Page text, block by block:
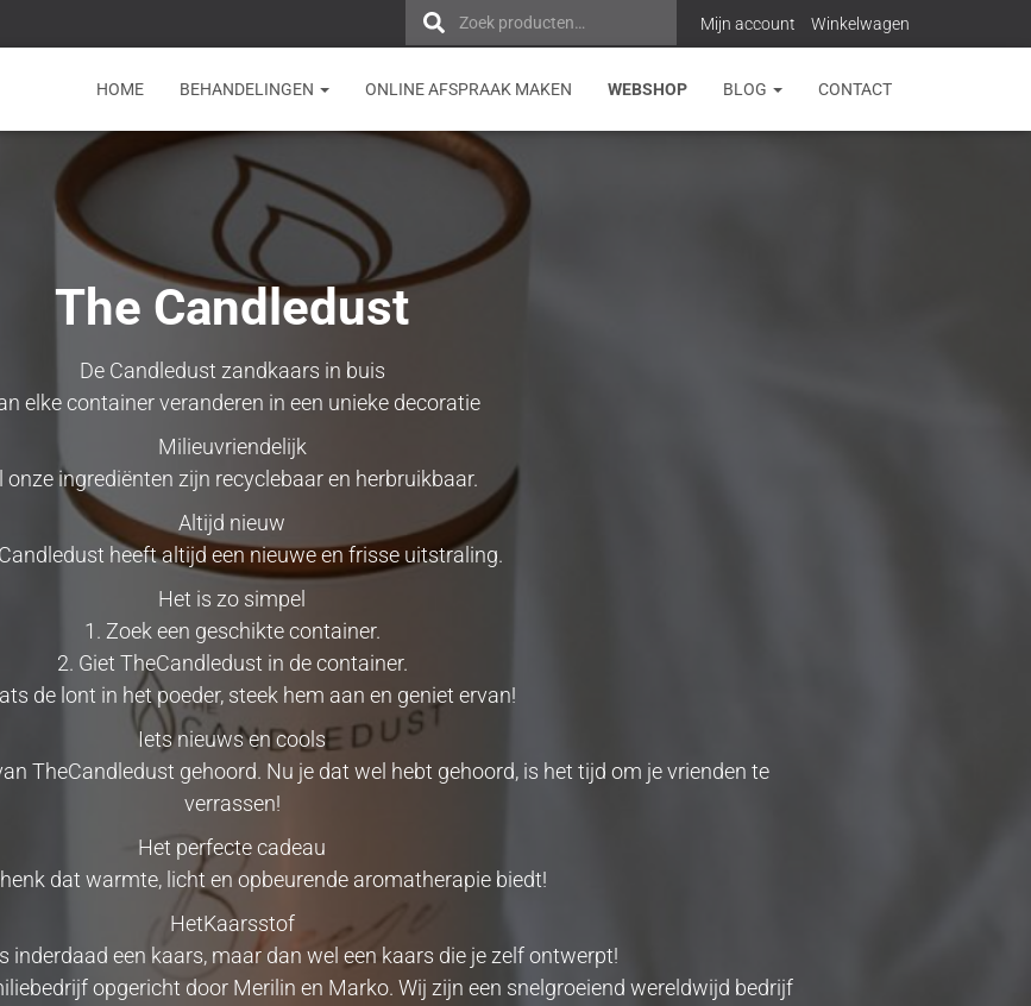
Zoek producten… Mijn account Winkelwagen
HOME BEHANDELINGEN ONLINE AFSPRAAK MAKEN WEBSHOP BLOG CONTACT
The Candledust
De Candledust zandkaars in buis
elke container veranderen in een unieke decoratie
Milieuvriendelijk
onze ingrediënten zijn recyclebaar en herbruikbaar.
Altijd nieuw
heeft altijd een nieuwe en frisse uitstraling.
Het is zo simpel
1. Zoek een geschikte container.
2. Giet TheCandledust in de container.
de lont in het poeder, steek hem aan en geniet ervan!
Iets nieuws en cools
TheCandledust gehoord. Nu je dat wel hebt gehoord, is het tijd om je vrienden te
verrassen!
Het perfecte cadeau
dat warmte, licht en opbeurende aromatherapie biedt!
HetKaarsstof
inderdaad een kaars, maar dan wel een kaars die je zelf ontwerpt!
opgericht door Merilin en Marko. Wij zijn een snelgroeiend wereldwijd bedrijf